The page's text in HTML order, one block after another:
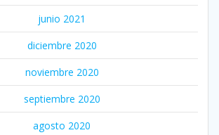
junio 2021
diciembre 2020
noviembre 2020
septiembre 2020
agosto 2020